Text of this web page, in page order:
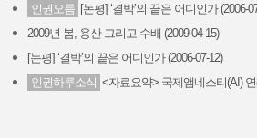
인권오름 [논평] ‘결박’의 끝은 어디인가 (2006-
2009년 봄, 용산 그리고 수배 (2009-04-15)
[논평] ‘결박’의 끝은 어디인가 (2006-07-12)
인권하루소식 <자료요약> 국제앰네스티(AI) 연